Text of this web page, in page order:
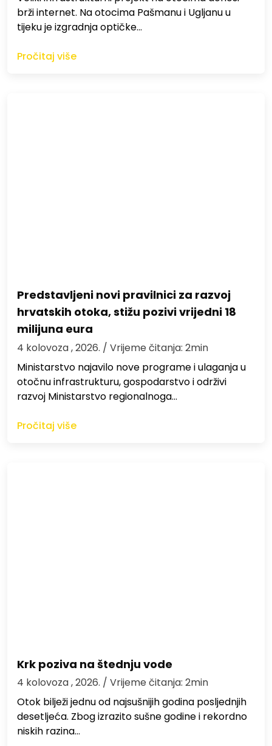
brži internet. Na otocima Pašmanu i Ugljanu u
tijeku je izgradnja optičke…
Pročitaj više
Predstavljeni novi pravilnici za razvoj
hrvatskih otoka, stižu pozivi vrijedni 18
milijuna eura
4 kolovoza , 2026. / Vrijeme čitanja: 2min
Ministarstvo najavilo nove programe i ulaganja u
otočnu infrastrukturu, gospodarstvo i održivi
razvoj Ministarstvo regionalnoga…
Pročitaj više
Krk poziva na štednju vode
4 kolovoza , 2026. / Vrijeme čitanja: 2min
Otok bilježi jednu od najsušnijih godina posljednjih
desetljeća. Zbog izrazito sušne godine i rekordno
niskih razina…